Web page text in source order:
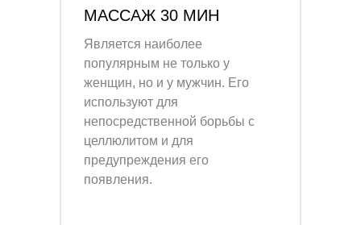
МАССАЖ 30 МИН
Является наиболее
популярным не только у
женщин, но и у мужчин. Его
используют для
непосредственной борьбы с
целлюлитом и для
предупреждения его
появления.